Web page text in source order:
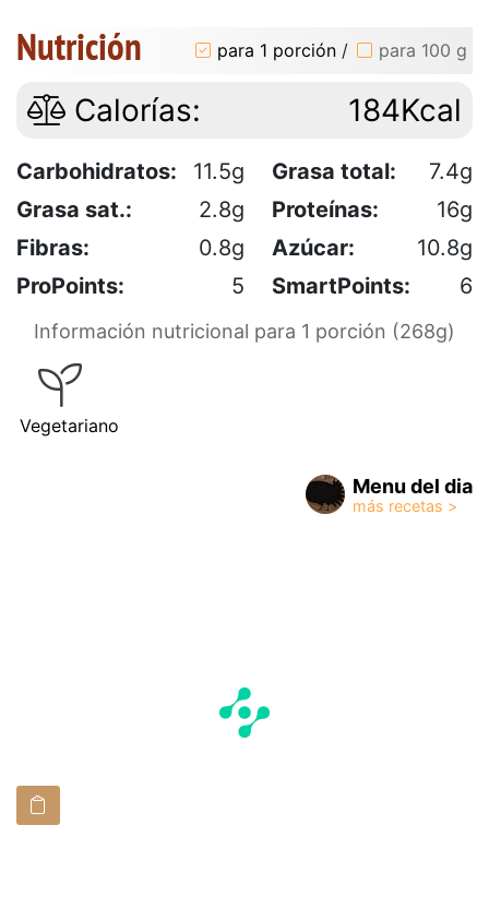
Nutrición para 1 porción / para 100 g
Calorías: 184Kcal
Carbohidratos: 11.5g Grasa total:
7.4g
Grasa sat.:
2.8g Proteínas:
16g
Fibras:
0.8g Azúcar:
10.8g
ProPoints:
5 SmartPoints: 6
Información nutricional para 1 porción (268g)
Vegetariano
Menu del dia